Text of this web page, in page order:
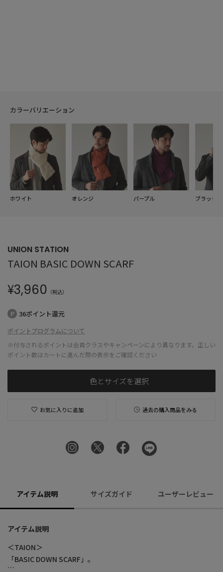
カラーバリエーション
ホワイト オレンジ パープル ブラック
UNION STATION
TAION BASIC DOWN SCARF
¥3,960 （税込）
36ポイント還元
ポイントプログラムについて
※付与されるポイントは会員クラスやキャンペーンにより異なります。正しい
ポイント数はカートに進んだ際の表示をご確認ください
色とサイズを選択
お気に入りに追加 過去の購入商品をみる
アイテム説明 サイズガイド ユーザーレビュー
アイテム説明
＜TAION＞
「BASIC DOWN SCARF」。